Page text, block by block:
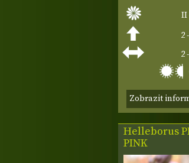
II
2
2
Zobrazit
Helleborus
PINK